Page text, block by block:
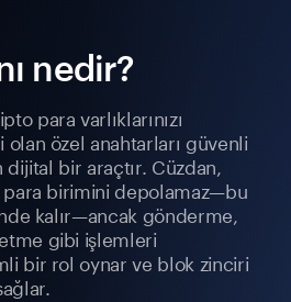
nedir?
para varlıklarınızı
özel anahtarları güvenli
dijital bir araçtır. Cüzdan,
birimini depolamaz—bu
kalır—ancak gönderme,
gibi işlemleri
bir rol oynar ve blok zinciri